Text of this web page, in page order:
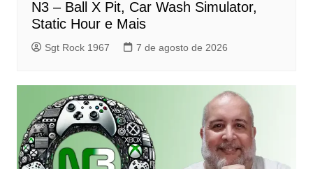
N3 – Ball X Pit, Car Wash Simulator,
Static Hour e Mais
Sgt Rock 1967 7 de agosto de 2026